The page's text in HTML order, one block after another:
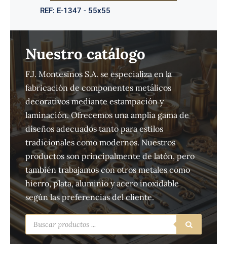
REF: E-1347 - 55x55
Nuestro catálogo
F.J. Montesinos S.A. se especializa en la
fabricación de componentes metálicos
decorativos mediante estampación y
laminación. Ofrecemos una amplia gama de
diseños adecuados tanto para estilos
tradicionales como modernos. Nuestros
productos son principalmente de latón, pero
también trabajamos con otros metales como
hierro, plata, aluminio y acero inoxidable
según las preferencias del cliente.
Búsqueda
de
productos